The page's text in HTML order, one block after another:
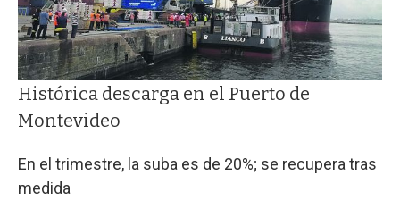
Histórica descarga en el Puerto de
Montevideo
En el trimestre, la suba es de 20%; se recupera tras
medida